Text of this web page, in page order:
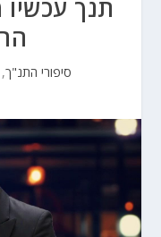
תנך עכשיו
סיפורי התנ"ך,